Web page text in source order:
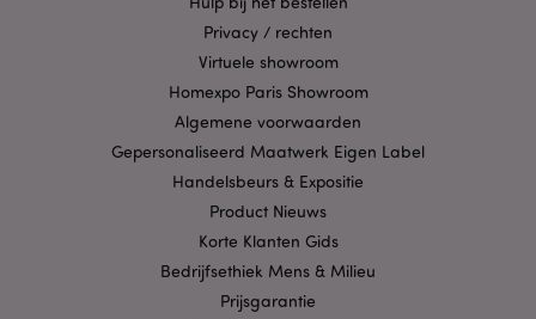
Privacy / rechten
Virtuele showroom
Homexpo Paris Showroom
Algemene voorwaarden
Gepersonaliseerd Maatwerk Eigen Label
Handelsbeurs & Expositie
Product Nieuws
Korte Klanten Gids
Bedrijfsethiek Mens & Milieu
Prijsgarantie
Strikt noodzakelijke cookies maken
kernfunctionaliteit van de website mogelijk, zoals
gebruikersaanmelding en accountbeheer. Zonder
goed gebruikt worden.
Naam
Domein
CookieScriptConsent